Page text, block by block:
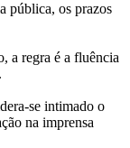
pública, os prazos
a regra é a fluência
se intimado o
na imprensa